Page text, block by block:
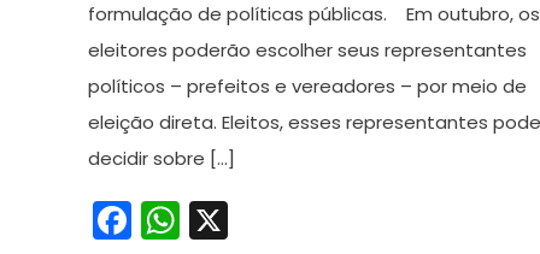
formulação de políticas públicas. Em outubro, os
eleitores poderão escolher seus representantes
políticos – prefeitos e vereadores – por meio de
eleição direta. Eleitos, esses representantes
decidir sobre […]
Facebook
WhatsApp
X